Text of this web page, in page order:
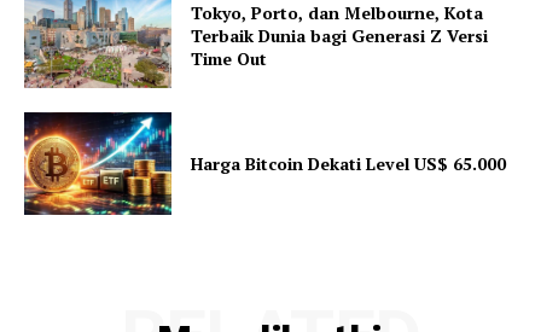
Tokyo, Porto, dan Melbourne, Kota
Terbaik Dunia bagi Generasi Z Versi
Time Out
Harga Bitcoin Dekati Level US$ 65.000